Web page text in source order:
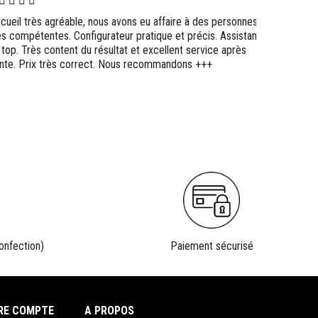
très agréable, nous avons eu affaire à des personnes
compétentes. Configurateur pratique et précis. Assistance
top. Très content du résultat et excellent service après
Prix très correct. Nous recommandons +++
Paiement sécurisé
COMPTE A PROPOS